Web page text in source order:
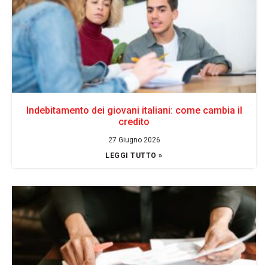
Indebitamento dei giovani italiani: come cambia il
credito
27 Giugno 2026
LEGGI TUTTO »